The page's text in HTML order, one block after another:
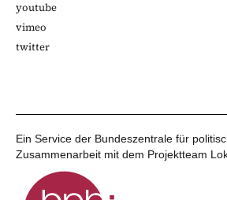
youtube
vimeo
twitter
Ein Service der Bundeszentrale für
Zusammenarbeit mit dem Projektteam